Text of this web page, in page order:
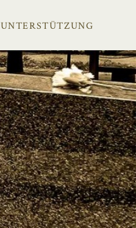
UNTERSTÜTZUNG